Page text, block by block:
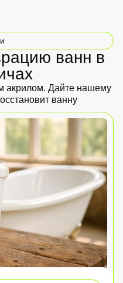
ванн в
акрилом. Дайте нашему
ванну